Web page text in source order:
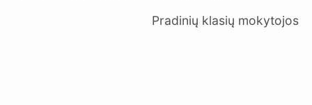
Pradinių klasių mokytojos